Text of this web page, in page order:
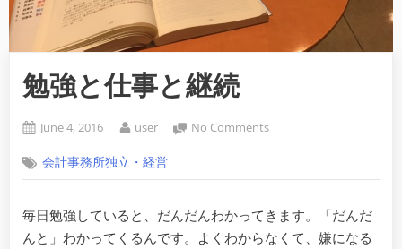
勉強と仕事と継続
Posted
June 4, 2016 By
user No Commentson
と
事
と
会計事務所独立・経営
毎日勉強していると、だんだんわかってきます。「だんだ
んと」わかってくるんです。よくわからなくて、嫌になる